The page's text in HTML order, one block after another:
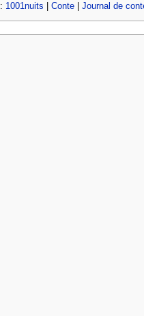
: 1001nuits Conte| Journal de